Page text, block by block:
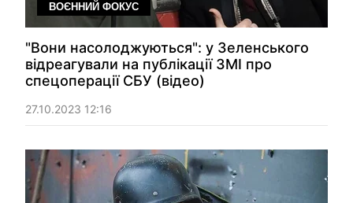
ВОЄННИЙ ФОКУС
"Вони насолоджуються": у Зеленського
відреагували на публікації ЗМІ про
спецоперації СБУ (відео)
27.10.2023 12:16